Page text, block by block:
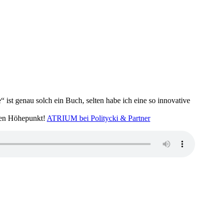
genau solch ein Buch, selten habe ich eine so innovative
Höhepunkt! ATRIUM bei Politycki & Partner